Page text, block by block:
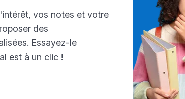
vos notes et votre
des
Essayez-le
est à un clic !